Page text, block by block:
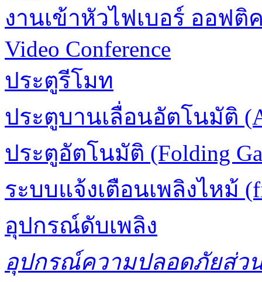
งานเข้าหัวไฟเบอร์ ออฟติ
Video Conference
ประตูรีโมท
ประตูบานเลื่อนอัตโนมัติ
ประตูอัตโนมัติ (Folding
ระบบแจ้งเตือนเพลิงไหม้
อุปกรณ์ดับเพลิง
อุปกรณ์ความปลอดภัยส่ว